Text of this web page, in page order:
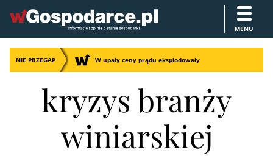
MENU
NIE PRZEGAP W upały ceny prądu eksplodowały
kryzys branży
winiarskiej